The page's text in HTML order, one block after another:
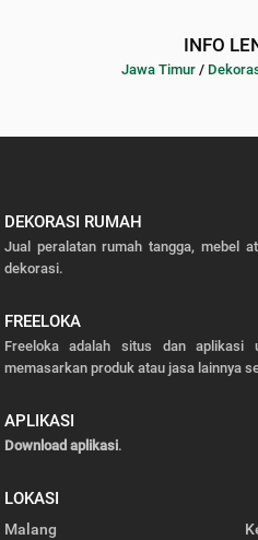
INFO
Jawa Timur /
DEKORASI RUMAH
Jual peralatan rumah tangga, mebel
dekorasi.
FREELOKA
Freeloka adalah situs dan aplikasi
memasarkan produk atau jasa lainnya
APLIKASI
Download aplikasi.
LOKASI
Malang